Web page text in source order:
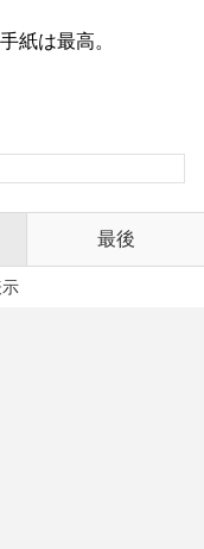
紙は最高。
最後